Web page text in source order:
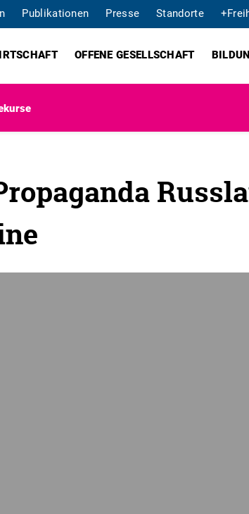
Publikationen Presse Standorte
OFFENE GESELLSCHAFT